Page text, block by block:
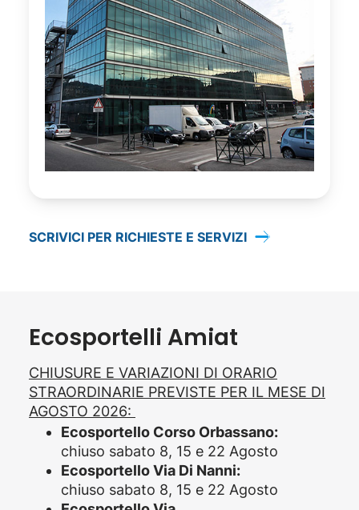
SCRIVICI PER RICHIESTE E SERVIZI
Ecosportelli Amiat
CHIUSURE E VARIAZIONI DI ORARIO
STRAORDINARIE PREVISTE PER IL MESE DI
AGOSTO 2026:
Ecosportello Corso Orbassano:
chiuso sabato 8, 15 e 22 Agosto
Ecosportello Via Di Nanni:
chiuso sabato 8, 15 e 22 Agosto